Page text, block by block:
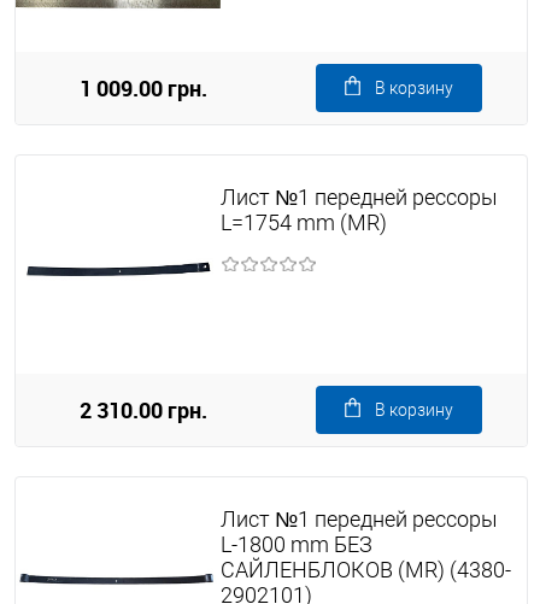
1 009.00 грн. В корзину
Лист №1 передней рессоры
L=1754 mm (MR)
2 310.00 грн. В корзину
Лист №1 передней рессоры
L-1800 mm БЕЗ
САЙЛЕНБЛОКОВ (MR) (4380-
2902101)